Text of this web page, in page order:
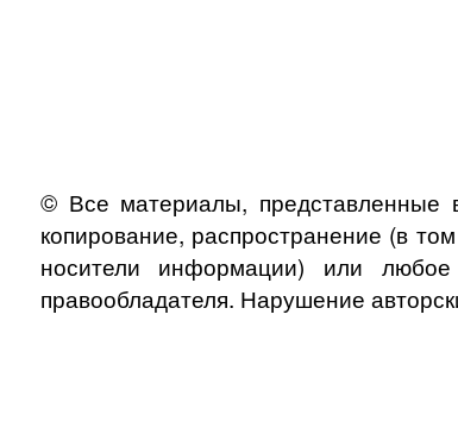
© Все материалы, представленные
копирование, распространение (в
носители информации) или любое
правообладателя. Нарушение